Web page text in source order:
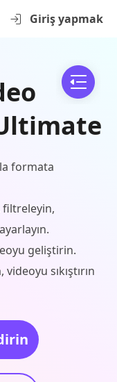
Giriş yapmak
formata
filtreleyin,
geliştirin.
sıkıştırın